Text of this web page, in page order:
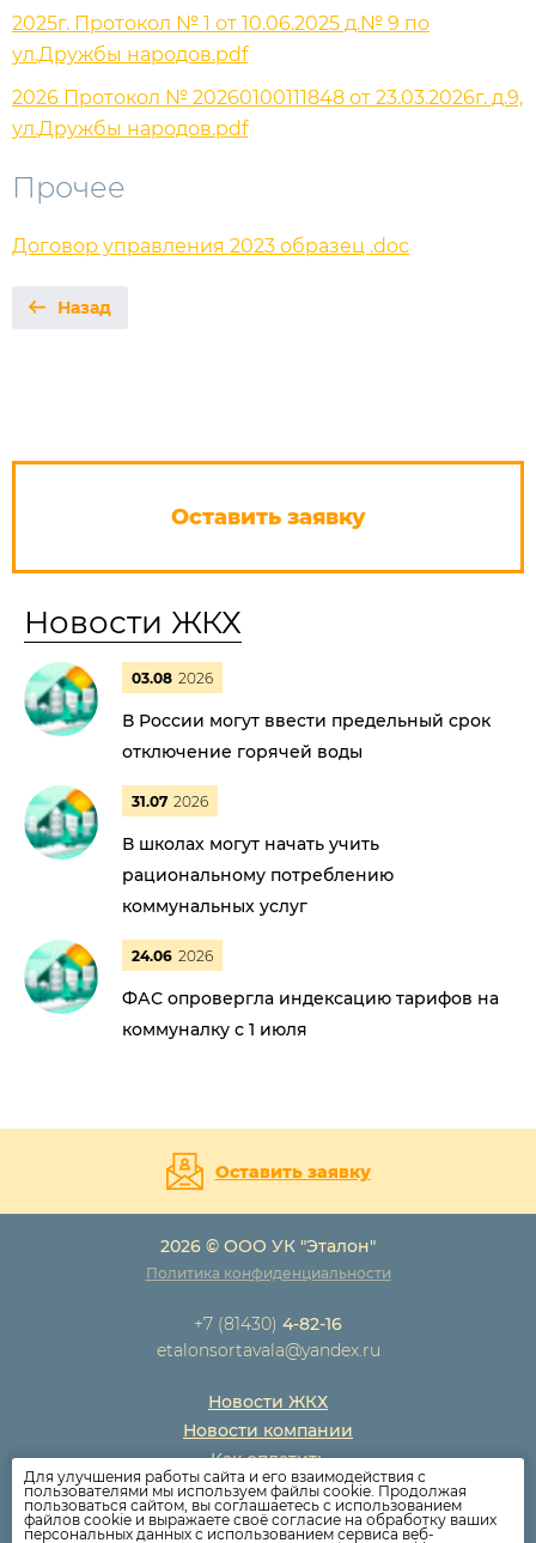
2025г. Протокол № 1 от 10.06.2025 д.№ 9 по
ул.Дружбы народов.pdf
2026 Протокол № 20260100111848 от 23.03.2026г. д.9,
ул.Дружбы народов.pdf
Прочее
Договор управления 2023 образец .doc
Назад
Оставить заявку
Новости ЖКХ
03.08 2026
В России могут ввести предельный срок
отключение горячей воды
31.07 2026
В школах могут начать учить
рациональному потреблению
коммунальных услуг
24.06 2026
ФАС опровергла индексацию тарифов на
коммуналку с 1 июля
Оставить заявку
2026 © ООО УК "Эталон"
Политика конфиденциальности
+7 (81430) 4-82-16
etalonsortavala@yandex.ru
Новости ЖКХ
Новости компании
Как оплатить
Дома
Раскрытие информации
Для улучшения работы сайта и его взаимодействия с
пользователями мы используем файлы cookie. Продолжая
пользоваться сайтом, вы соглашаетесь с использованием
файлов cookie и выражаете своё согласие на обработку ваших
персональных данных с использованием сервиса веб-